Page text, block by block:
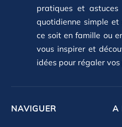
pratiques et astuces
quotidienne simple et
ce soit en famille ou
vous inspirer et
idées pour régaler vos
NAVIGUER A